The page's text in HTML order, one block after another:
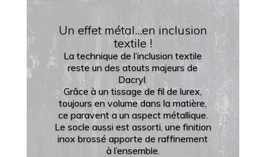
Un effet métal...en inclusion
textile !
La technique de l’inclusion textile
reste un des atouts majeurs de
Dacryl.
Grâce à un tissage de fil de lurex,
toujours en volume dans la matière,
ce paravent a un aspect métallique.
Le socle aussi est assorti, une finition
inox brossé apporte de raffinement
à l’ensemble.